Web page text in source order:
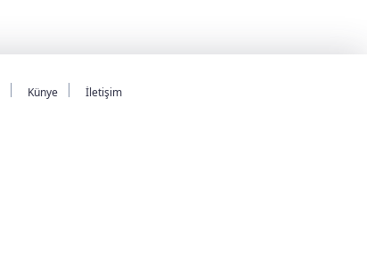
Künye İletişim